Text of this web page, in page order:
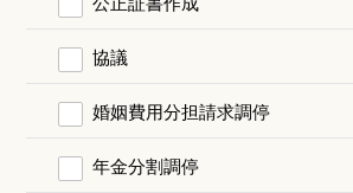
協議
婚姻費用分担請求調停
年金分割調停